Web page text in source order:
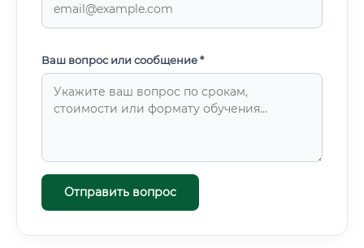
Ваш вопрос или сообщение *
Отправить вопрос